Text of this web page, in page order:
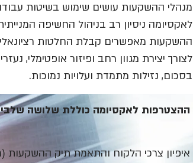
מנהלי ההשקעות עושים שימוש בשיטות עבודה
לאקסיומה ניסיון רב בניהול החשיפה
ההשקעות מאפשרים קבלת החלטות
לצורך יצירת מגוון רחב ופיזור אופטימלי,
בסכום, נזילות מתמדת ועלויות נמוכות.
ההצטרפות לאקסיומה כוללת שלושה
איפיון צרכי הלקוח והתאמת תיק ההשקעות